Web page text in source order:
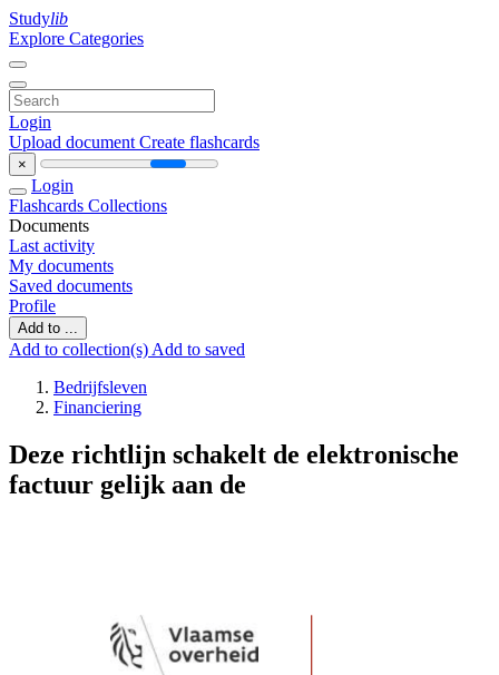
Studylib
Explore Categories
Login
Upload document Create flashcards
×
Login
Flashcards Collections
Documents
Last activity
My documents
Saved documents
Profile
Add to ...
Add to collection(s) Add to saved
Bedrijfsleven
Financiering
Deze richtlijn schakelt de elektronische
factuur gelijk aan de